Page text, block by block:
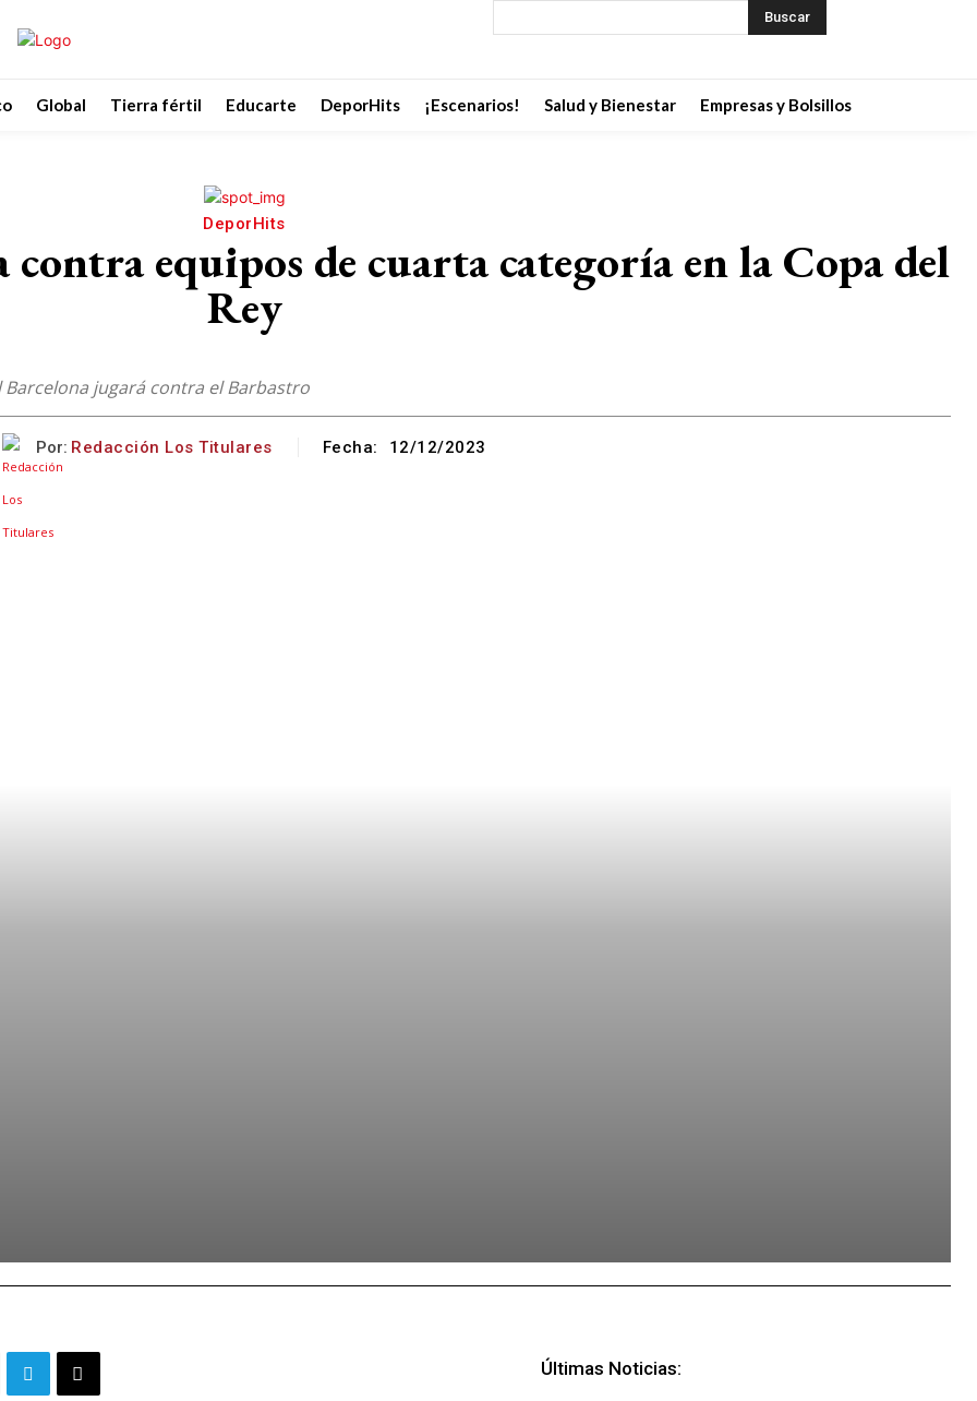
Buscar
Global Tierra fértil Educarte DeporHits ¡Escenarios! Salud y Bienestar Empresas y Bolsillos
DeporHits
equipos de cuarta categoría en la Copa del
Rey
jugará contra el Barbastro
Por: Redacción Los Titulares Fecha: 12/12/2023
Últimas Noticias: